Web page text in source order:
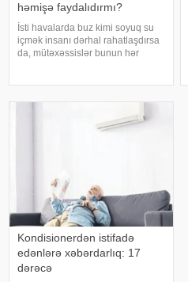
həmişə faydalıdırmı?
İsti havalarda buz kimi soyuq su
içmək insanı dərhal rahatlaşdırsa
da, mütəxəssislər bunun hər
insanın kifayət qədə
Kondisionerdən istifadə
edənlərə xəbərdarlıq: 17
dərəcə